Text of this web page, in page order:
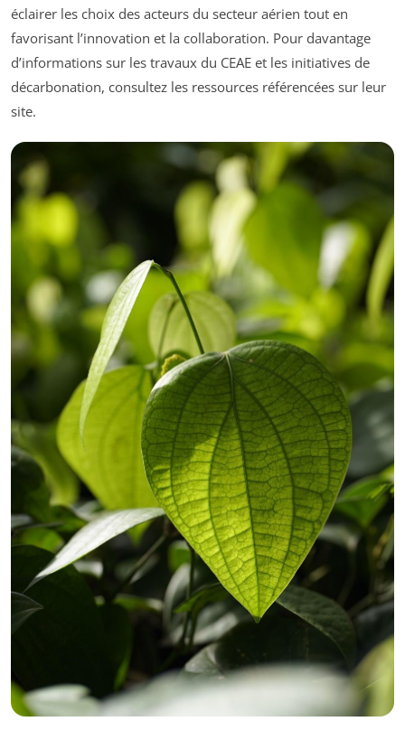
éclairer les choix des acteurs du secteur aérien tout en
favorisant l’innovation et la collaboration. Pour davantage
d’informations sur les travaux du CEAE et les initiatives de
décarbonation, consultez les ressources référencées sur leur
site.